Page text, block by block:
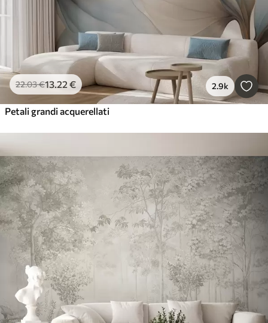
22.03€13.22 € 2.9k
Petali grandi acquerellati